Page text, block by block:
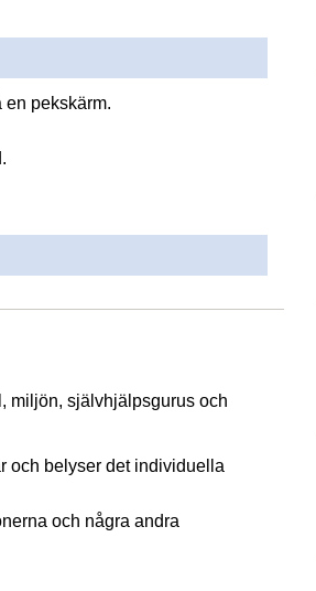
en pekskärm.
miljön, självhjälpsgurus och
och belyser det individuella
och några andra